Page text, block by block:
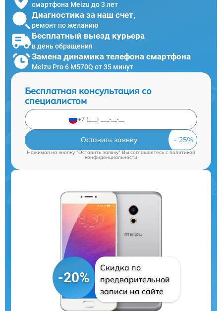
смартфона Meizu до 3 лет
Диагностика за наш счет,
ремонт по желанию
Бесплатный выезд курьера
в день обращения
Замена динамика телефона смартфона
Meizu Pro 6 M570Q от 35 минут
Бесплатная консультация со
специалистом
Оставить заявку
Нажимая на кнопку "Оставить заявку" Вы соглашаетесь cполитикой
конфиденциальности
-20%
Скидка по
предварительной
записи на сайте